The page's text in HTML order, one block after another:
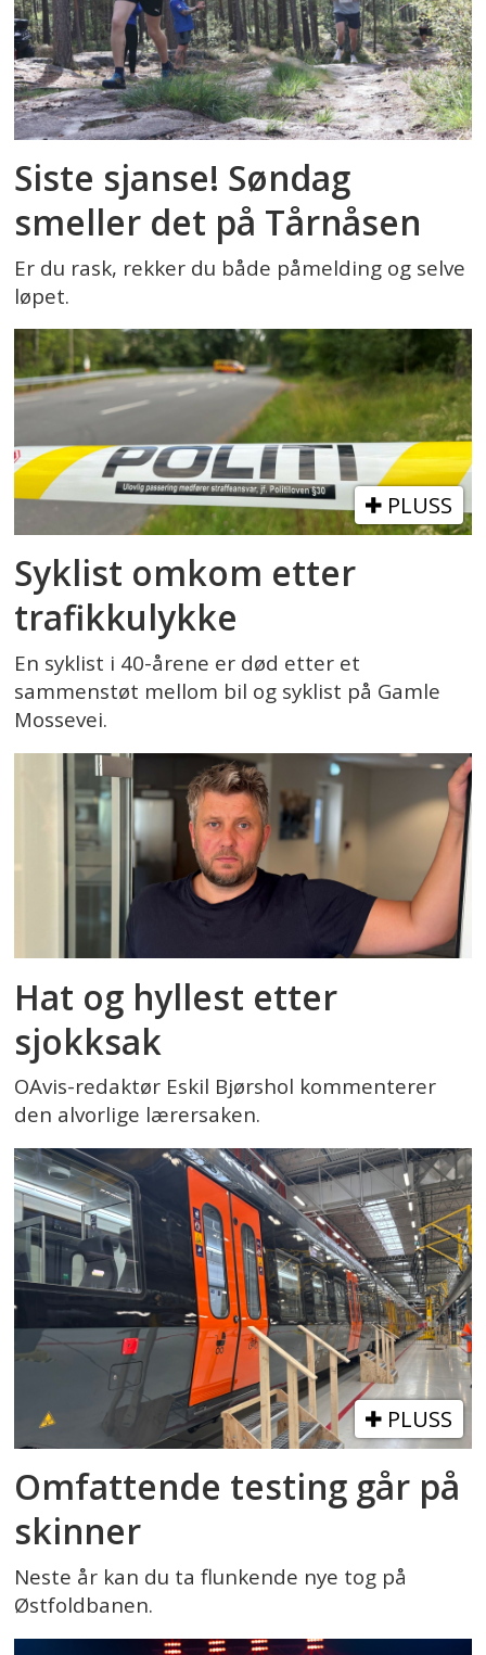
Siste sjanse! Søndag
smeller det på Tårnåsen
Er du rask, rekker du både påmelding og selve
løpet.
PLUSS
Syklist omkom etter
trafikkulykke
En syklist i 40-årene er død etter et
sammenstøt mellom bil og syklist på Gamle
Mossevei.
Hat og hyllest etter
sjokksak
OAvis-redaktør Eskil Bjørshol kommenterer
den alvorlige lærersaken.
PLUSS
Omfattende testing går på
skinner
Neste år kan du ta flunkende nye tog på
Østfoldbanen.